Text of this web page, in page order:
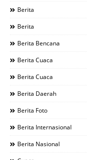
Berita
Berita
Berita Bencana
Berita Cuaca
Berita Cuaca
Berita Daerah
Berita Foto
Berita Internasional
Berita Nasional